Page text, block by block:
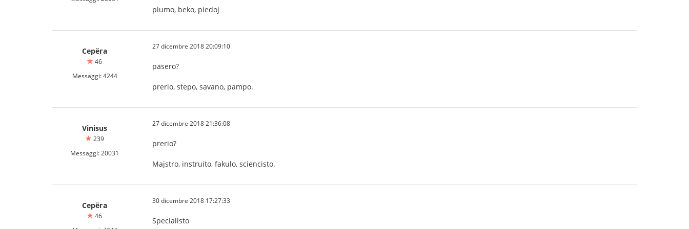
plumo, beko, piedoj
Серёга
46
Messaggi: 4244
27 dicembre 2018 20:09:10
pasero?
prerio, stepo, savano, pampo.
Vinisus
239
Messaggi: 20031
27 dicembre 2018 21:36:08
prerio?
Majstro, instruito, fakulo, sciencisto.
Серёга
46
30 dicembre 2018 17:27:33
Specialisto